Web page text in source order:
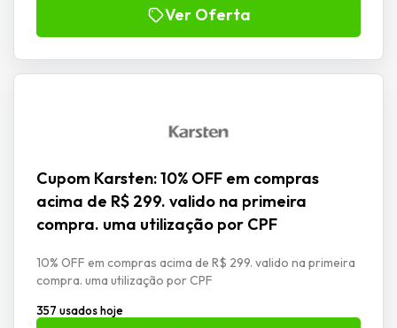
Ver Oferta
Cupom Karsten: 10% OFF em compras
acima de R$ 299. valido na primeira
compra. uma utilização por CPF
10% OFF em compras acima de R$ 299. valido na primeira
compra. uma utilização por CPF
357 usados hoje